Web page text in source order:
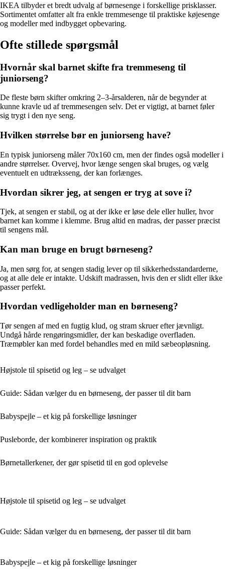
IKEA tilbyder et bredt udvalg af børnesenge i forskellige prisklasser.
Sortimentet omfatter alt fra enkle tremmesenge til praktiske køjesenge
og modeller med indbygget opbevaring.
Ofte stillede spørgsmål
Hvornår skal barnet skifte fra tremmeseng til
juniorseng?
De fleste børn skifter omkring 2–3-årsalderen, når de begynder at
kunne kravle ud af tremmesengen selv. Det er vigtigt, at barnet føler
sig trygt i den nye seng.
Hvilken størrelse bør en juniorseng have?
En typisk juniorseng måler 70x160 cm, men der findes også modeller i
andre størrelser. Overvej, hvor længe sengen skal bruges, og vælg
eventuelt en udtræksseng, der kan forlænges.
Hvordan sikrer jeg, at sengen er tryg at sove i?
Tjek, at sengen er stabil, og at der ikke er løse dele eller huller, hvor
barnet kan komme i klemme. Brug altid en madras, der passer præcist
til sengens mål.
Kan man bruge en brugt børneseng?
Ja, men sørg for, at sengen stadig lever op til sikkerhedsstandarderne,
og at alle dele er intakte. Udskift madrassen, hvis den er slidt eller ikke
passer perfekt.
Hvordan vedligeholder man en børneseng?
Tør sengen af med en fugtig klud, og stram skruer efter jævnligt.
Undgå hårde rengøringsmidler, der kan beskadige overfladen.
Træmøbler kan med fordel behandles med en mild sæbeopløsning.
Højstole til spisetid og leg – se udvalget
Guide: Sådan vælger du en børneseng, der passer til dit barn
Babyspejle – et kig på forskellige løsninger
Pusleborde, der kombinerer inspiration og praktik
Børnetallerkener, der gør spisetid til en god oplevelse
Højstole til spisetid og leg – se udvalget
Guide: Sådan vælger du en børneseng, der passer til dit barn
Babyspejle – et kig på forskellige løsninger